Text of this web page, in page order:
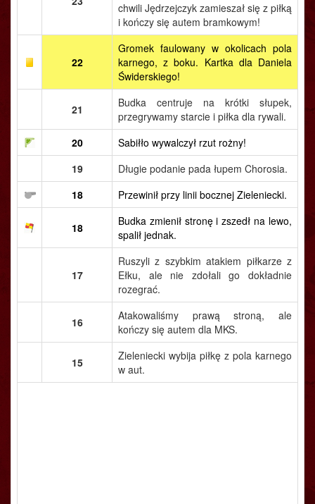
chwili Jędrzejczyk zamieszał się z piłką
i kończy się autem bramkowym!
22
Gromek faulowany w okolicach pola
karnego, z boku. Kartka dla Daniela
Świderskiego!
21
Budka centruje na krótki słupek,
przegrywamy starcie i piłka dla rywali.
20
Sabiłło wywalczył rzut rożny!
19
Długie podanie pada łupem Chorosia.
18
Przewinił przy linii bocznej Zieleniecki.
18
Budka zmienił stronę i zszedł na lewo,
spalił jednak.
17
Ruszyli z szybkim atakiem piłkarze z
Ełku, ale nie zdołali go dokładnie
rozegrać.
16
Atakowaliśmy prawą stroną, ale
kończy się autem dla MKS.
15
Zieleniecki wybija piłkę z pola karnego
w aut.